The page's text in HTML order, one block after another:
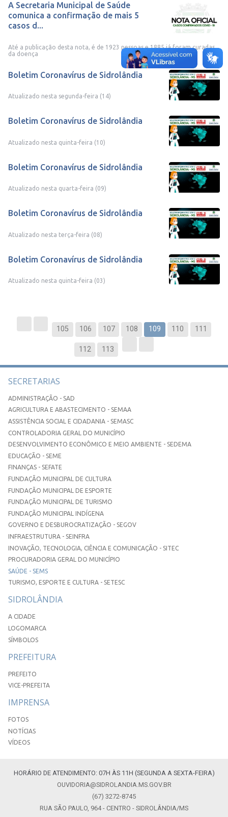
A Secretaria Municipal de Saúde
comunica a confirmação de mais 5
casos d...
Até a publicação desta nota, é de 1923 pessoas e 1885 já foram curadas
da doença
Boletim Coronavírus de Sidrolândia
Atualizado nesta segunda-feira (14)
Boletim Coronavírus de Sidrolândia
Atualizado nesta quinta-feira (10)
Boletim Coronavírus de Sidrolândia
Atualizado nesta quarta-feira (09)
Boletim Coronavírus de Sidrolândia
Atualizado nesta terça-feira (08)
Boletim Coronavírus de Sidrolândia
Atualizado nesta quinta-feira (03)
105 106 107 108 109 110 111
112 113
SECRETARIAS
ADMINISTRAÇÃO - SAD
AGRICULTURA E ABASTECIMENTO - SEMAA
ASSISTÊNCIA SOCIAL E CIDADANIA - SEMASC
CONTROLADORIA GERAL DO MUNICÍPIO
DESENVOLVIMENTO ECONÔMICO E MEIO AMBIENTE - SEDEMA
EDUCAÇÃO - SEME
FINANÇAS - SEFATE
FUNDAÇÃO MUNICIPAL DE CULTURA
FUNDAÇÃO MUNICIPAL DE ESPORTE
FUNDAÇÃO MUNICIPAL DE TURISMO
FUNDAÇÃO MUNICIPAL INDÍGENA
GOVERNO E DESBUROCRATIZAÇÃO - SEGOV
INFRAESTRUTURA - SEINFRA
INOVAÇÃO, TECNOLOGIA, CIÊNCIA E COMUNICAÇÃO - SITEC
PROCURADORIA GERAL DO MUNICÍPIO
SAÚDE - SEMS
TURISMO, ESPORTE E CULTURA - SETESC
SIDROLÂNDIA
A CIDADE
LOGOMARCA
SÍMBOLOS
PREFEITURA
PREFEITO
VICE-PREFEITA
IMPRENSA
FOTOS
NOTÍCIAS
VÍDEOS
HORÁRIO DE ATENDIMENTO: 07H ÀS 11H (SEGUNDA A SEXTA-FEIRA)
OUVIDORIA@SIDROLANDIA.MS.GOV.BR
(67) 3272-8745
RUA SÃO PAULO, 964 - CENTRO - SIDROLÂNDIA/MS